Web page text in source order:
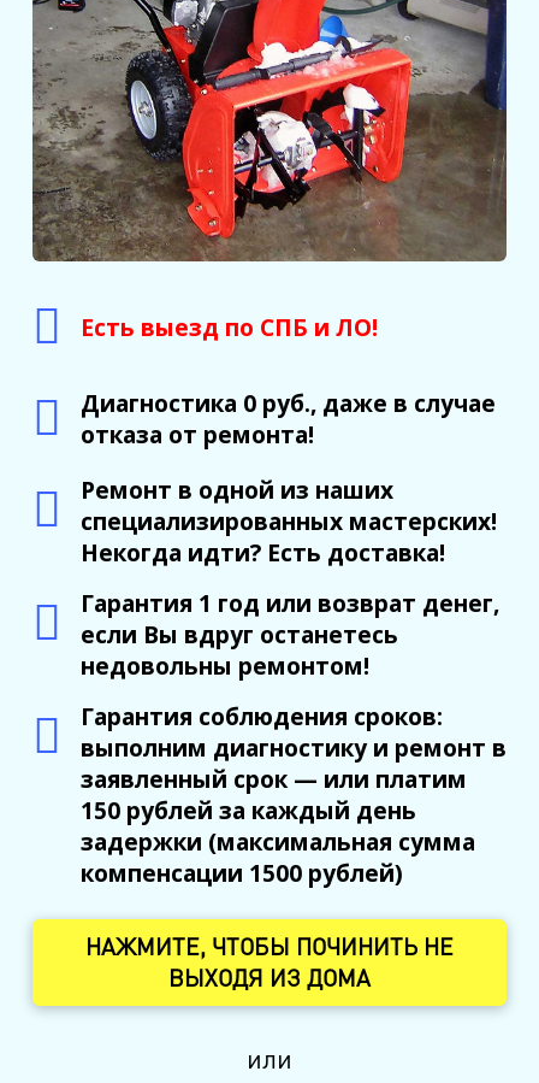
Есть выезд по СПБ и ЛО!
Диагностика 0 руб., даже в случае
отказа от ремонта!
Ремонт в одной из наших
специализированных мастерских!
Некогда идти? Есть доставка!
Гарантия 1 год или возврат денег,
если Вы вдруг останетесь
недовольны ремонтом!
Гарантия соблюдения сроков:
выполним диагностику и ремонт в
заявленный срок — или платим
150 рублей за каждый день
задержки (максимальная сумма
компенсации 1500 рублей)
НАЖМИТЕ, ЧТОБЫ ПОЧИНИТЬ НЕ
ВЫХОДЯ ИЗ ДОМА
или